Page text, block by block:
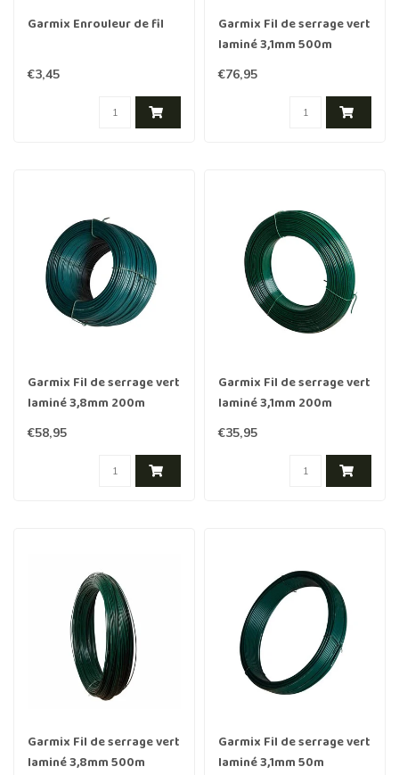
Garmix Enrouleur de fil
€3,45
Garmix Fil de serrage vert
laminé 3,1mm 500m
€76,95
Garmix Fil de serrage vert
laminé 3,8mm 200m
€58,95
Garmix Fil de serrage vert
laminé 3,1mm 200m
€35,95
Garmix Fil de serrage vert
laminé 3,8mm 500m
Garmix Fil de serrage vert
laminé 3,1mm 50m